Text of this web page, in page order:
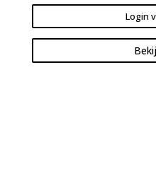
Login